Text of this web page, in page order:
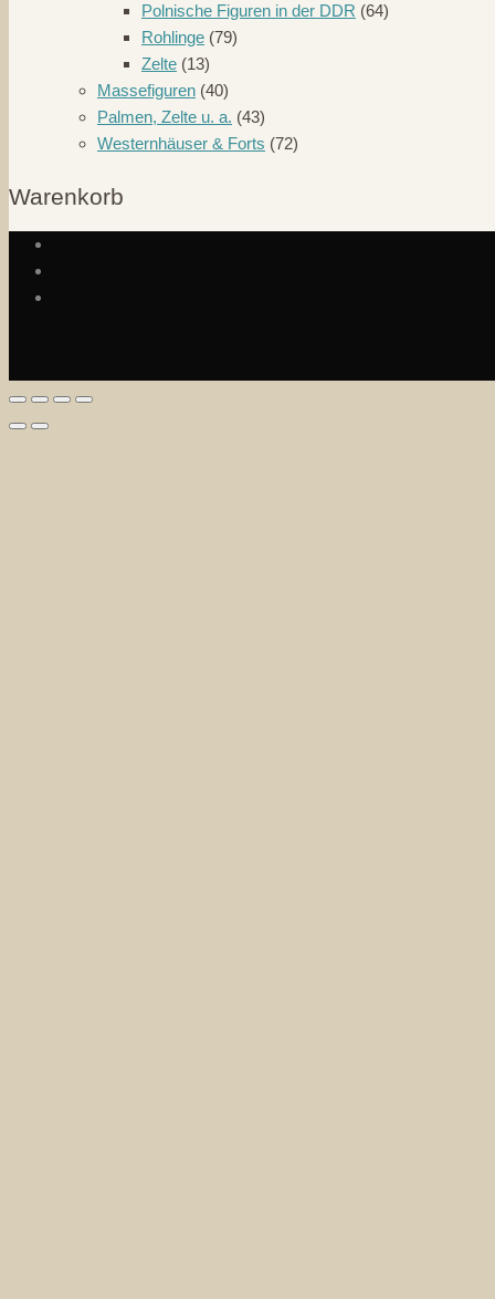
Polnische Figuren in der DDR (64)
Rohlinge (79)
Zelte (13)
Massefiguren (40)
Palmen, Zelte u. a. (43)
Westernhäuser & Forts (72)
Warenkorb